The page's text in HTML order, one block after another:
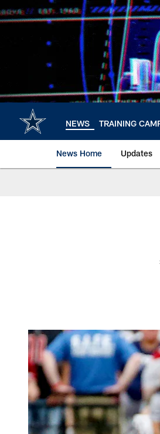
to
NEWS TRAINING
News Home Updates